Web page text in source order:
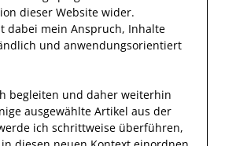
dieser Website wider.
dabei mein Anspruch, Inhalte
und anwendungsorientiert
begleiten und daher weiterhin
ausgewählte Artikel aus der
ich schrittweise überführen,